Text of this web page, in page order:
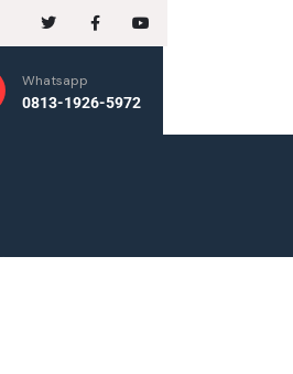
Whatsapp
0813-1926-5972